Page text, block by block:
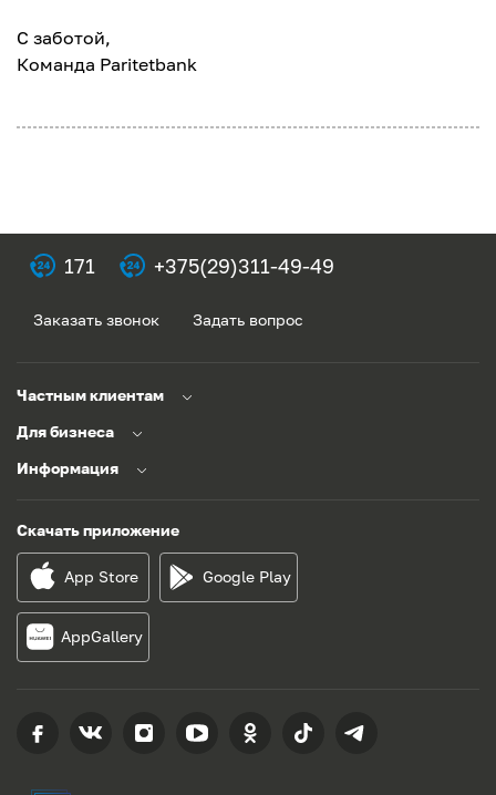
С заботой,
Команда Paritetbank
171 +375(29)311-49-49
Заказать звонок Задать вопрос
Частным клиентам
Для бизнеса
Информация
Скачать приложение
App Store Google Play
AppGallery